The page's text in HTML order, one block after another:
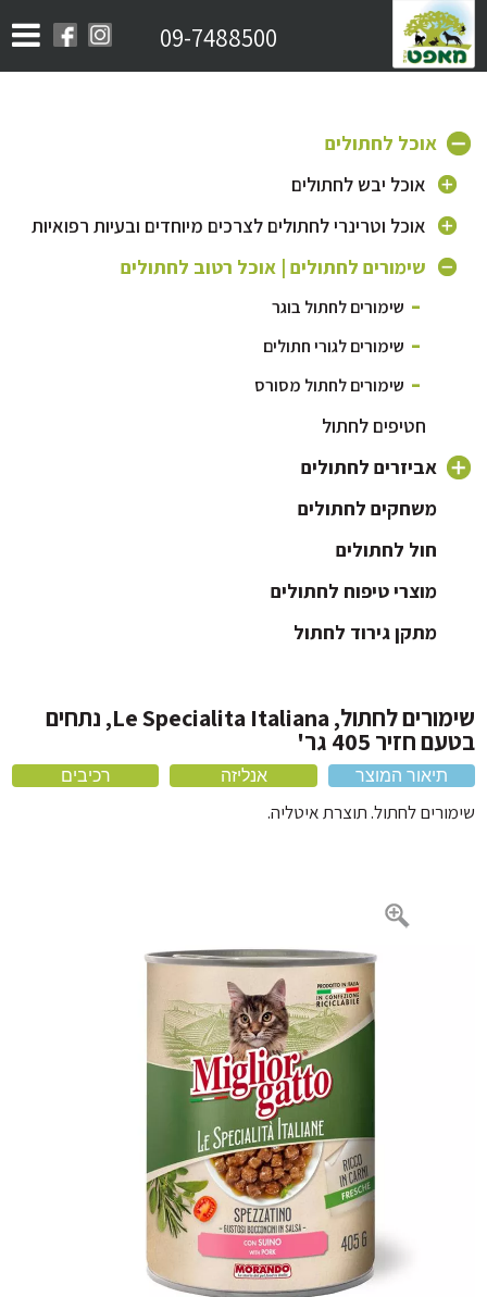
09-7488500
אוכל לחתולים
אוכל יבש לחתולים
אוכל לחתולים בוגרים
אוכל לגורי חתולים
אוכל לחתולים מבוגרים
אוכל לחתולי רחוב
אוכל וטרינרי לחתולים לצרכים מיוחדים ובעיות רפואיות
אוכל היפואלרגני לחתול
אוכל לחתול מסורס | אוכל לייט לחתול
אוכל לחתול עם בעיות בדרכי השתן
שימורים לחתולים | אוכל רטוב לחתולים
שימורים לחתול בוגר
שימורים לגורי חתולים
שימורים לחתול מסורס
חטיפים לחתול
אביזרים לחתולים
ארגז חול לחתול
כלוב לחתול ותיקי נשיאה
כלי אוכל לחתול
מיטה לחתול
משחקים לחתולים
חול לחתולים
מוצרי טיפוח לחתולים
מתקן גירוד לחתול
שימורים לחתול, Le Specialita Italiana, נתחים
חזיר 405 גר'
תיאור המוצר אנליזה רכיבים
לחתול. תוצרת איטליה.